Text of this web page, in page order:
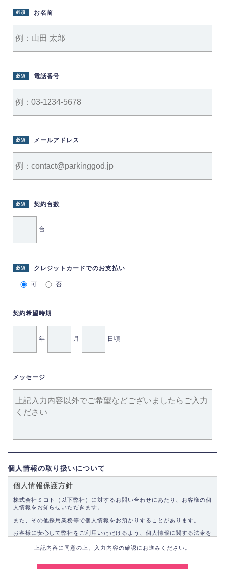
お名前
必須
電話番号
必須
メールアドレス
必須
契約台数
必須
台
クレジットカードでのお支払い
必須
可 否
契約希望時期
年 月 日頃
メッセージ
個人情報の取り扱いについて
個人情報保護方針
株式会社ミコト（以下弊社）に対するお問い合わせにあたり、お客様の個
人情報をお知らせいただきます。
また、その他採用業務等で個人情報をお預かりすることがあります。
お客様に安心して弊社をご利用いただけるよう、個人情報に関する法令を
上記内容に同意の上、入力内容の確認にお進みください。